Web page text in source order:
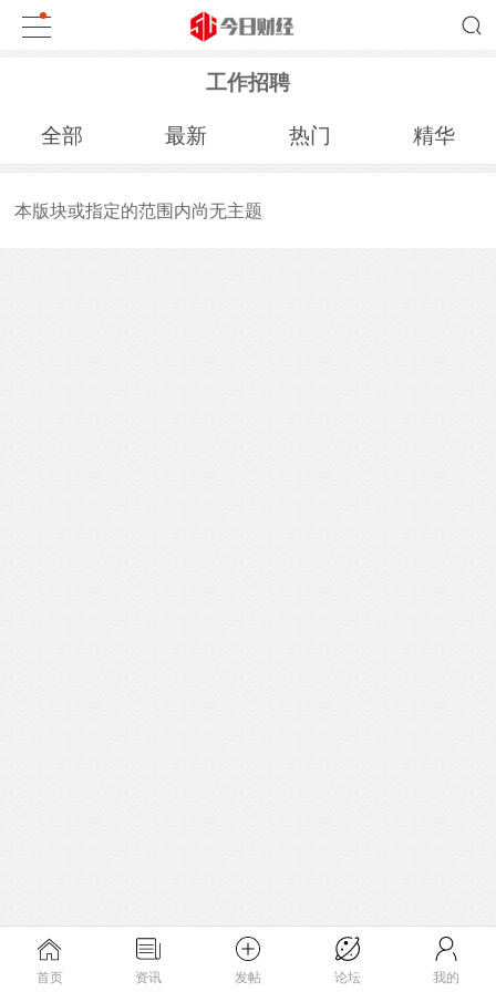
工作招聘
全部 最新 热门 精华
本版块或指定的范围内尚无主题
首页 资讯 发帖 论坛 我的